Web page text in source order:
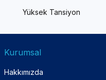
Yüksek Tansiyon
Kurumsal
Hakkımızda